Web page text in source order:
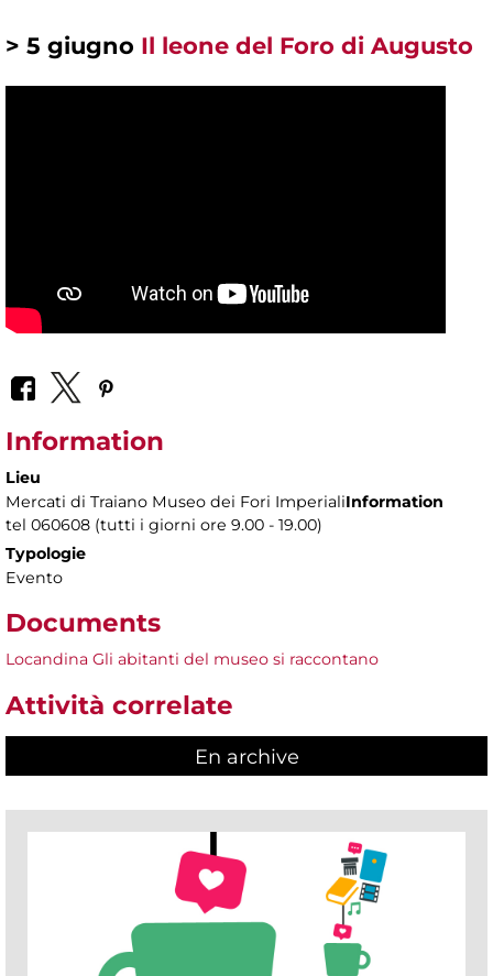
> 5 giugno Il leone del Foro di Augusto
Information
Lieu
Mercati di Traiano Museo dei Fori ImperialiInformation
tel 060608 (tutti i giorni ore 9.00 - 19.00)
Typologie
Evento
Documents
Locandina Gli abitanti del museo si raccontano
Attività correlate
En archive